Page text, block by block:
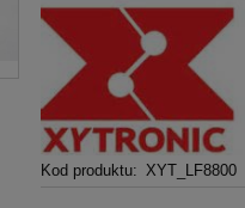
Kod produktu: XYT_LF8800